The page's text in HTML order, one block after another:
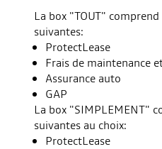
La box "TOUT"
suivantes:
ProtectLease
Frais de maintenance
Assurance auto
GAP
La box "SIMPLEMENT"
suivantes au choix:
ProtectLease